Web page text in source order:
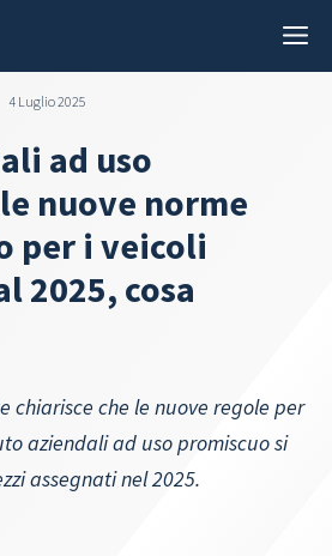
4 Luglio 2025
ad uso
nuove norme
per i veicoli
2025, cosa
chiarisce che le nuove regole per
aziendali ad uso promiscuo si
assegnati nel 2025.